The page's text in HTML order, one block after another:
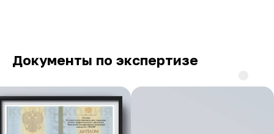
Документы по экспертизе